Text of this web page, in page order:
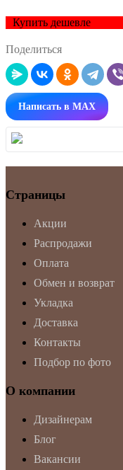
Купить дешевле
Поделиться
Написать в MAX
Страницы
Акции
Распродажи
Оплата
Обмен и возврат
Укладка
Доставка
Контакты
Подбор по фото
О компании
Дизайнерам
Блог
Вакансии